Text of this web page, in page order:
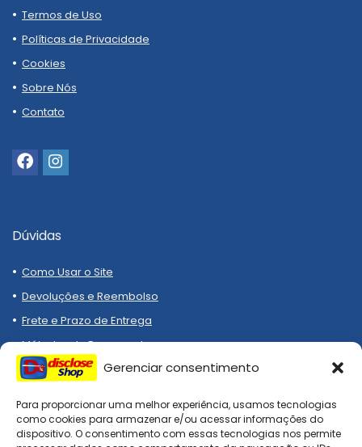
Gerenciar consentimento
Para proporcionar uma melhor experiência, usamos tecnologias
como cookies para armazenar e/ou acessar informações do
dispositivo. O consentimento com essas tecnologias nos permite
Termos de Uso
Políticas de Privacidade
Cookies
Sobre Nós
Contato
Dúvidas
Como Usar o Site
Devoluções e Reembolso
Frete e Prazo de Entrega
Métodos de Pagamento